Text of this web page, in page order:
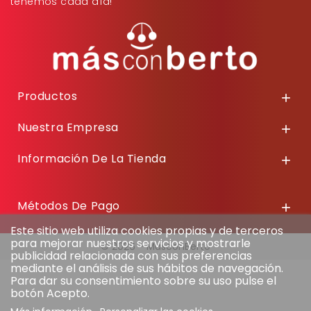
Este sitio web utiliza cookies propias y de terceros
para mejorar nuestros servicios y mostrarle
publicidad relacionada con sus preferencias
mediante el análisis de sus hábitos de navegación.
Para dar su consentimiento sobre su uso pulse el
botón Acepto.
Productos 
Nuestra Empresa 
Información De La Tienda 
Métodos De Pago 
© 2026 - MasconBerto